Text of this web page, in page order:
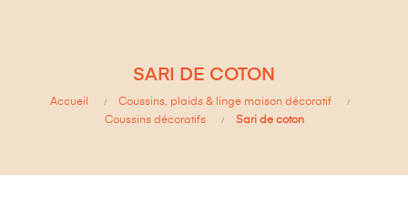
SARI DE COTON
Accueil
Coussins, plaids & linge maison décoratif
Coussins décoratifs
Sari de coton